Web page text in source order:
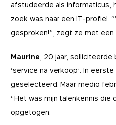
afstudeerde als informaticus,
zoek was naar een IT-profiel.
gesproken!”, zegt ze met een
Maurine , 20 jaar,
‘service na verkoop’. In
geselecteerd. Maar medio
“Het was mijn talenkennis die
opgetogen.